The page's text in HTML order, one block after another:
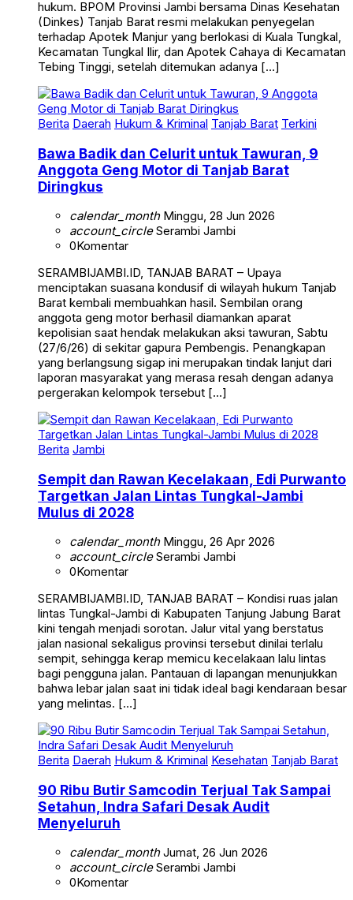
hukum. BPOM Provinsi Jambi bersama Dinas Kesehatan
(Dinkes) Tanjab Barat resmi melakukan penyegelan
terhadap Apotek Manjur yang berlokasi di Kuala Tungkal,
Kecamatan Tungkal Ilir, dan Apotek Cahaya di Kecamatan
Tebing Tinggi, setelah ditemukan adanya […]
Berita Daerah Hukum & Kriminal Tanjab Barat Terkini
Bawa Badik dan Celurit untuk Tawuran, 9
Anggota Geng Motor di Tanjab Barat
Diringkus
calendar_monthMinggu, 28 Jun 2026
account_circleSerambi Jambi
0Komentar
SERAMBIJAMBI.ID, TANJAB BARAT – Upaya
menciptakan suasana kondusif di wilayah hukum Tanjab
Barat kembali membuahkan hasil. Sembilan orang
anggota geng motor berhasil diamankan aparat
kepolisian saat hendak melakukan aksi tawuran, Sabtu
(27/6/26) di sekitar gapura Pembengis. Penangkapan
yang berlangsung sigap ini merupakan tindak lanjut dari
laporan masyarakat yang merasa resah dengan adanya
pergerakan kelompok tersebut […]
Berita Jambi
Sempit dan Rawan Kecelakaan, Edi Purwanto
Targetkan Jalan Lintas Tungkal-Jambi
Mulus di 2028
calendar_monthMinggu, 26 Apr 2026
account_circleSerambi Jambi
0Komentar
SERAMBIJAMBI.ID, TANJAB BARAT – Kondisi ruas jalan
lintas Tungkal-Jambi di Kabupaten Tanjung Jabung Barat
kini tengah menjadi sorotan. Jalur vital yang berstatus
jalan nasional sekaligus provinsi tersebut dinilai terlalu
sempit, sehingga kerap memicu kecelakaan lalu lintas
bagi pengguna jalan. Pantauan di lapangan menunjukkan
bahwa lebar jalan saat ini tidak ideal bagi kendaraan besar
yang melintas. […]
Berita Daerah Hukum & Kriminal Kesehatan Tanjab Barat
90 Ribu Butir Samcodin Terjual Tak Sampai
Setahun, Indra Safari Desak Audit
Menyeluruh
calendar_monthJumat, 26 Jun 2026
account_circleSerambi Jambi
0Komentar